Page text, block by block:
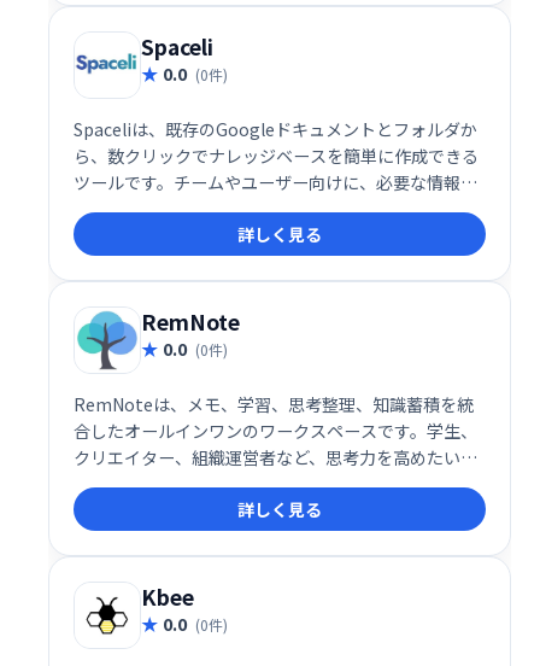
Spaceli
0.0 (0件)
Spaceliは、既存のGoogleドキュメントとフォルダか
ら、数クリックでナレッジベースを簡単に作成できる
ツールです。チームやユーザー向けに、必要な情報を
素早く整理・共有できます。 複雑な設定不要で、直感
的な操作でスムーズにナレッジベースを構築し、業務
効率の向上を実現します。
詳しく見る
RemNote
0.0 (0件)
RemNoteは、メモ、学習、思考整理、知識蓄積を統
合したオールインワンのワークスペースです。学生、
クリエイター、組織運営者など、思考力を高めたいす
べての人に向けたツールです。 直感的なインターフェ
ースで、アイデアを自由に展開し、効率的に知識を管
理できます。
詳しく見る
Kbee
0.0 (0件)